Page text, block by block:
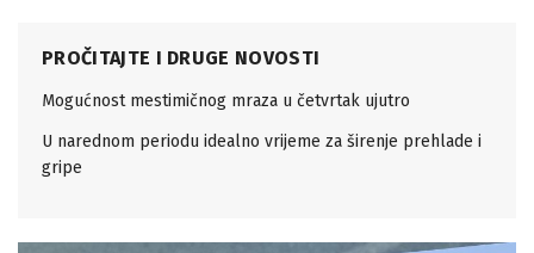
PROČITAJTE I DRUGE NOVOSTI
Mogućnost mestimičnog mraza u četvrtak ujutro
U narednom periodu idealno vrijeme za širenje prehlade i
gripe